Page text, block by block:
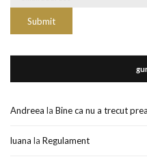
Andreea la Bine ca nu a trecut
luana la Regulament